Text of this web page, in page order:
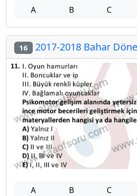
A B C
16 2017-2018 Bahar
A B C